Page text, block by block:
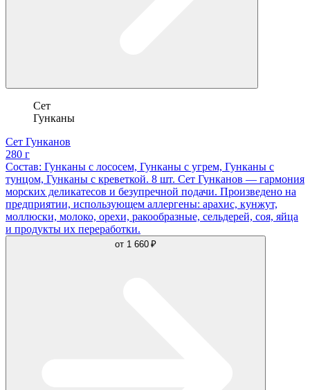
Сет
Гунканы
Сет Гунканов
280 г
Состав: Гунканы с лососем, Гунканы с угрем, Гунканы с
тунцом, Гунканы с креветкой. 8 шт. Сет Гунканов — гармония
морских деликатесов и безупречной подачи. Произведено на
предприятии, использующем аллергены: арахис, кунжут,
моллюски, молоко, орехи, ракообразные, сельдерей, соя, яйца
и продукты их переработки.
от 1 660 ₽